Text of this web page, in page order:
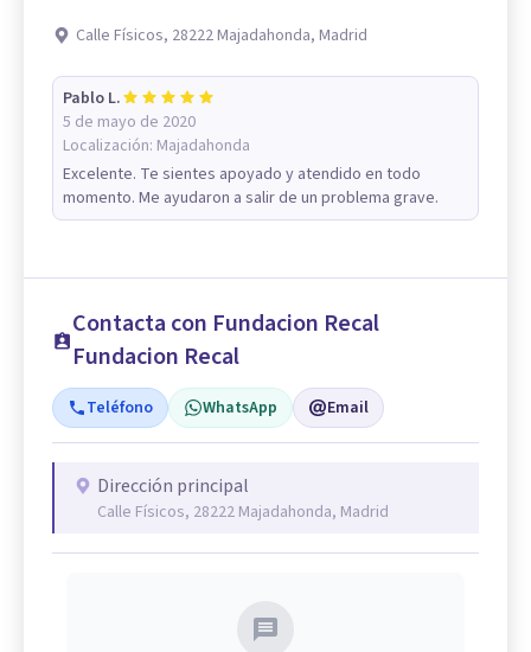
Calle Físicos, 28222 Majadahonda, Madrid
Pablo L.
5 de mayo de 2020
Localización: Majadahonda
Excelente. Te sientes apoyado y atendido en todo
momento. Me ayudaron a salir de un problema grave.
Contacta con Fundacion Recal
Fundacion Recal
Teléfono WhatsApp Email
Dirección principal
Calle Físicos, 28222 Majadahonda, Madrid